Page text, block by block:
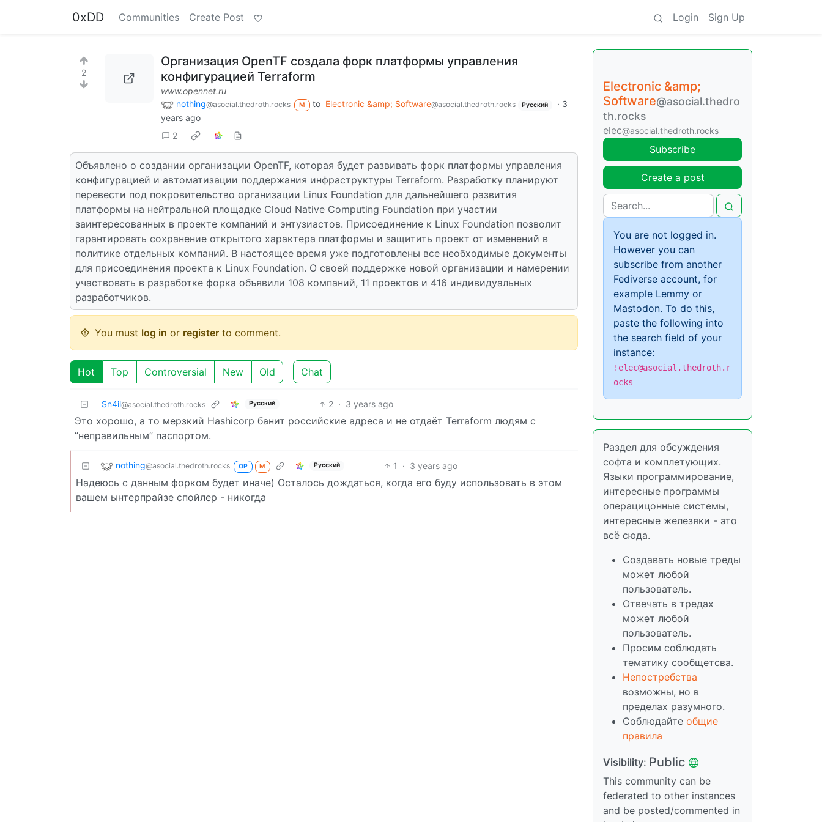
0xDD Communities Create Post Login Sign Up
2
Организация OpenTF создала форк платформы управления
конфигурацией Terraform
www.opennet.ru
nothing@asocial.thedroth.rocks M to Electronic &amp; Software@asocial.thedroth.rocks Русский · 3
years ago
2
Объявлено о создании организации OpenTF, которая будет развивать форк платформы управления
конфигурацией и автоматизации поддержания инфраструктуры Terraform. Разработку планируют
перевести под покровительство организации Linux Foundation для дальнейшего развития
платформы на нейтральной площадке Cloud Native Computing Foundation при участии
заинтересованных в проекте компаний и энтузиастов. Присоединение к Linux Foundation позволит
гарантировать сохранение открытого характера платформы и защитить проект от изменений в
политике отдельных компаний. В настоящее время уже подготовлены все необходимые документы
для присоединения проекта к Linux Foundation. О своей поддержке новой организации и намерении
участвовать в разработке форка объявили 108 компаний, 11 проектов и 416 индивидуальных
разработчиков.
You must log in or register to comment.
Hot Top Controversial New Old Chat
Sn4il@asocial.thedroth.rocks Русский 2 · 3 years ago
Это хорошо, а то мерзкий Hashicorp банит российские адреса и не отдаёт Terraform людям с
“неправильным” паспортом.
nothing@asocial.thedroth.rocks OP M Русский 1 · 3 years ago
Надеюсь с данным форком будет иначе) Осталось дождаться, когда его буду использовать в этом
вашем ынтерпрайзе спойлер - никогда
Electronic &amp;
Software@asocial.thedro
th.rocks
elec@asocial.thedroth.rocks
Subscribe
Create a post
You are not logged in.
However you can
subscribe from another
Fediverse account, for
example Lemmy or
Mastodon. To do this,
paste the following into
the search field of your
instance:
!elec@asocial.thedroth.r
ocks
Раздел для обсуждения
софта и комплетующих.
Языки программирование,
интересные программы
операцицонные системы,
интересные железяки - это
всё сюда.
Создавать новые треды
может любой
пользователь.
Отвечать в тредах
может любой
пользователь.
Просим соблюдать
тематику сообщетсва.
Непостребства
возможны, но в
пределах разумного.
Соблюдайте общие
правила
Visibility: Public
This community can be
federated to other instances
and be posted/commented in